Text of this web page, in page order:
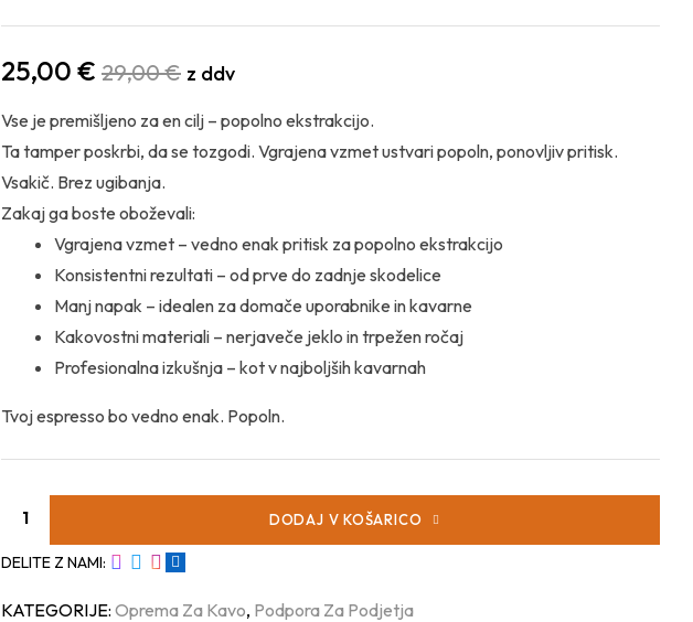
29,00€
25,00 € z ddv
Vse je premišljeno za en cilj – popolno ekstrakcijo.
Ta tamper poskrbi, da se tozgodi. Vgrajena vzmet ustvari popoln, ponovljiv pritisk.
Vsakič. Brez ugibanja.
Zakaj ga boste oboževali:
Vgrajena vzmet – vedno enak pritisk za popolno ekstrakcijo
Konsistentni rezultati – od prve do zadnje skodelice
Manj napak – idealen za domače uporabnike in kavarne
Kakovostni materiali – nerjaveče jeklo in trpežen ročaj
Profesionalna izkušnja – kot v najboljših kavarnah
Tvoj espresso bo vedno enak. Popoln.
DODAJ V KOŠARICO
DELITE Z NAMI:
KATEGORIJE: Oprema Za Kavo, Podpora Za Podjetja